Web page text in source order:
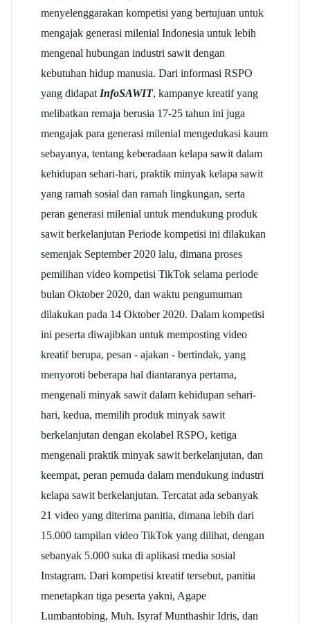
menyelenggarakan kompetisi yang bertujuan untuk
mengajak generasi milenial Indonesia untuk lebih
mengenal hubungan industri sawit dengan
kebutuhan hidup manusia. Dari informasi RSPO
yang didapat InfoSAWIT, kampanye kreatif yang
melibatkan remaja berusia 17-25 tahun ini juga
mengajak para generasi milenial mengedukasi kaum
sebayanya, tentang keberadaan kelapa sawit dalam
kehidupan sehari-hari, praktik minyak kelapa sawit
yang ramah sosial dan ramah lingkungan, serta
peran generasi milenial untuk mendukung produk
sawit berkelanjutan Periode kompetisi ini dilakukan
semenjak September 2020 lalu, dimana proses
pemilihan video kompetisi TikTok selama periode
bulan Oktober 2020, dan waktu pengumuman
dilakukan pada 14 Oktober 2020. Dalam kompetisi
ini peserta diwajibkan untuk memposting video
kreatif berupa, pesan - ajakan - bertindak, yang
menyoroti beberapa hal diantaranya pertama,
mengenali minyak sawit dalam kehidupan sehari-
hari, kedua, memilih produk minyak sawit
berkelanjutan dengan ekolabel RSPO, ketiga
mengenali praktik minyak sawit berkelanjutan, dan
keempat, peran pemuda dalam mendukung industri
kelapa sawit berkelanjutan. Tercatat ada sebanyak
21 video yang diterima panitia, dimana lebih dari
15.000 tampilan video TikTok yang dilihat, dengan
sebanyak 5.000 suka di aplikasi media sosial
Instagram. Dari kompetisi kreatif tersebut, panitia
menetapkan tiga peserta yakni, Agape
Lumbantobing, Muh. Isyraf Munthashir Idris, dan